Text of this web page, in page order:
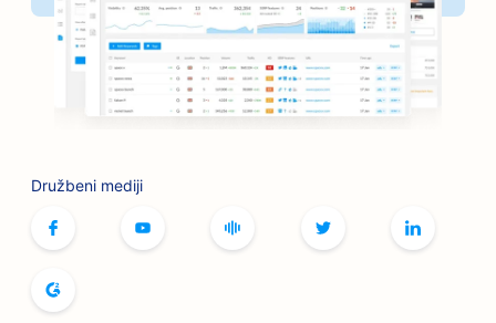
SEO za sklepe za peko na žaru
SEO za butike
SEO za storitve botoksa in polnil
SEO za knjigarne
Družbeni mediji